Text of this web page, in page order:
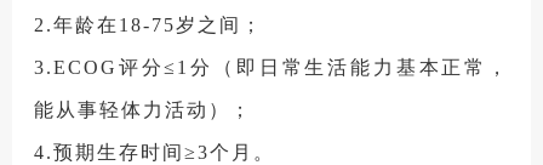
2.年龄在18-75岁之间；
3.ECOG评分≤1分（即日常生活能力基本正常，
能从事轻体力活动）；
4.预期生存时间≥3个月。